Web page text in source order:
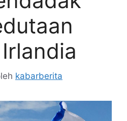
kabarberita